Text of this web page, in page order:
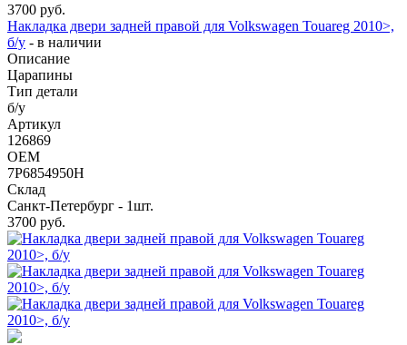
3700 руб.
Накладка двери задней правой для Volkswagen Touareg 2010>,
б/у - в наличии
Описание
Царапины
Тип детали
б/у
Артикул
126869
OEM
7P6854950H
Склад
Санкт-Петербург - 1шт.
3700 руб.